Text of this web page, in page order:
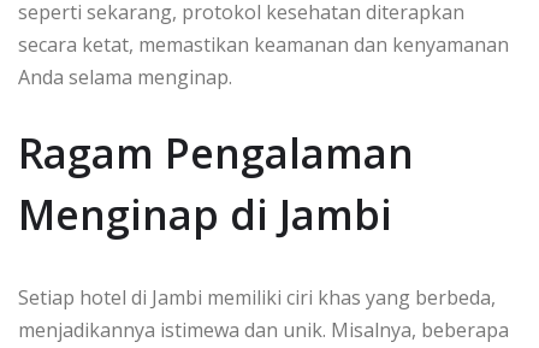
seperti sekarang, protokol kesehatan diterapkan
secara ketat, memastikan keamanan dan kenyamanan
Anda selama menginap.
Ragam Pengalaman
Menginap di Jambi
Setiap hotel di Jambi memiliki ciri khas yang berbeda,
menjadikannya istimewa dan unik. Misalnya, beberapa